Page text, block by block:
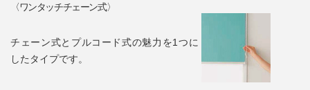
〈ワンタッチチェーン式〉
チェーン式とプルコード式の魅力を1つに
したタイプです。